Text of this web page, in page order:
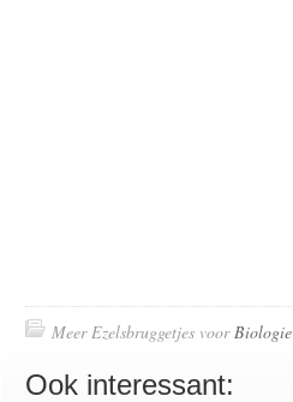
Meer Ezelsbruggetjes voorBiologie
Ook interessant: